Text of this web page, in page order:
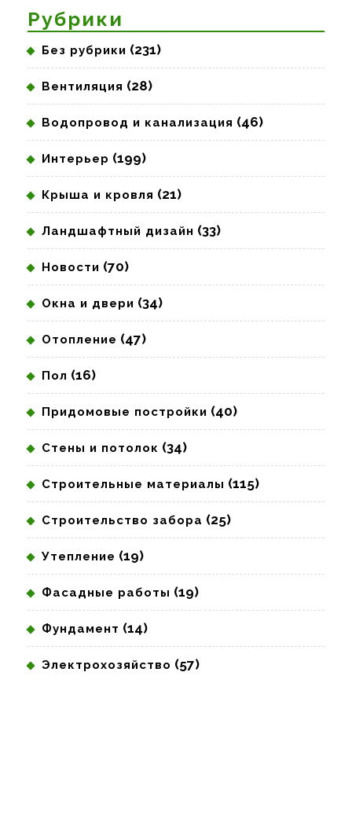
Рубрики
Без рубрики (231)
Вентиляция (28)
Водопровод и канализация (46)
Интерьер (199)
Крыша и кровля (21)
Ландшафтный дизайн (33)
Новости (70)
Окна и двери (34)
Отопление (47)
Пол (16)
Придомовые постройки (40)
Стены и потолок (34)
Строительные материалы (115)
Строительство забора (25)
Утепление (19)
Фасадные работы (19)
Фундамент (14)
Электрохозяйство (57)